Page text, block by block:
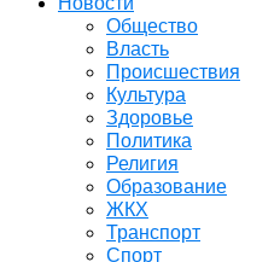
Общество
Власть
Происшествия
Культура
Здоровье
Политика
Религия
Образование
ЖКХ
Транспорт
Спорт